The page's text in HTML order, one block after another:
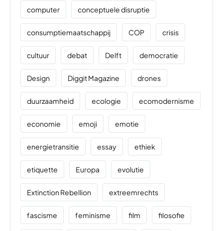
computer conceptuele disruptie
consumptiemaatschappij COP crisis
cultuur debat Delft democratie
Design Diggit Magazine drones
duurzaamheid ecologie ecomodernisme
economie emoji emotie
energietransitie essay ethiek
etiquette Europa evolutie
Extinction Rebellion extreemrechts
fascisme feminisme film filosofie